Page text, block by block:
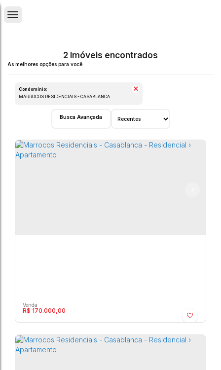
2 Imóveis encontrados
Condomínio:
MARROCOS RESIDENCIAIS - CASABLANCA
Busca Avançada
R$ 170.000,00